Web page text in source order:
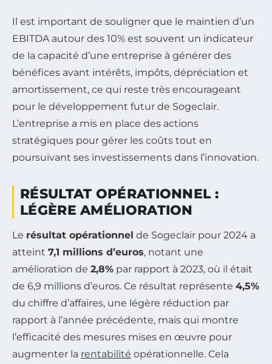
Il est important de souligner que le maintien d’un
EBITDA autour des 10% est souvent un indicateur
de la capacité d’une entreprise à générer des
bénéfices avant intérêts, impôts, dépréciation et
amortissement, ce qui reste très encourageant
pour le développement futur de Sogeclair.
L’entreprise a mis en place des actions
stratégiques pour gérer les coûts tout en
poursuivant ses investissements dans l’innovation.
RÉSULTAT OPÉRATIONNEL :
LÉGÈRE AMÉLIORATION
Le résultat opérationnel de Sogeclair pour 2024 a
atteint 7,1 millions d’euros, notant une
amélioration de 2,8% par rapport à 2023, où il était
de 6,9 millions d’euros. Ce résultat représente 4,5%
du chiffre d’affaires, une légère réduction par
rapport à l’année précédente, mais qui montre
l’efficacité des mesures mises en œuvre pour
augmenter la rentabilité opérationnelle. Cela